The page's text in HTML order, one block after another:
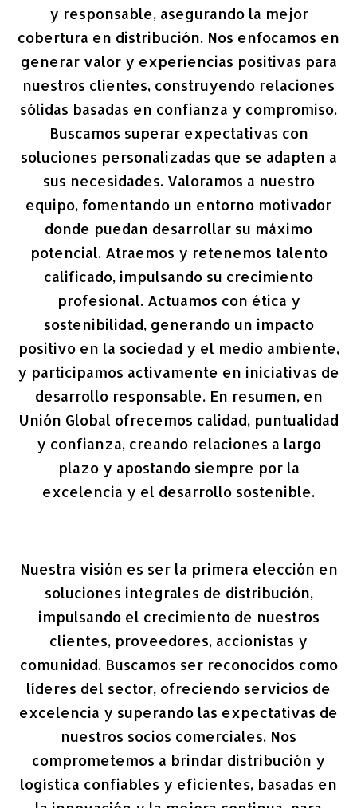
y responsable, asegurando la mejor
cobertura en distribución. Nos enfocamos en
generar valor y experiencias positivas para
nuestros clientes, construyendo relaciones
sólidas basadas en confianza y compromiso.
Buscamos superar expectativas con
soluciones personalizadas que se adapten a
sus necesidades. Valoramos a nuestro
equipo, fomentando un entorno motivador
donde puedan desarrollar su máximo
potencial. Atraemos y retenemos talento
calificado, impulsando su crecimiento
profesional. Actuamos con ética y
sostenibilidad, generando un impacto
positivo en la sociedad y el medio ambiente,
y participamos activamente en iniciativas de
desarrollo responsable. En resumen, en
Unión Global ofrecemos calidad, puntualidad
y confianza, creando relaciones a largo
plazo y apostando siempre por la
excelencia y el desarrollo sostenible.
Nuestra visión es ser la primera elección en
soluciones integrales de distribución,
impulsando el crecimiento de nuestros
clientes, proveedores, accionistas y
comunidad. Buscamos ser reconocidos como
líderes del sector, ofreciendo servicios de
excelencia y superando las expectativas de
nuestros socios comerciales. Nos
comprometemos a brindar distribución y
logística confiables y eficientes, basadas en